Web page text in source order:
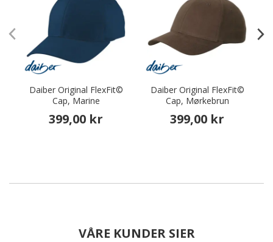
Daiber Original FlexFit©
Cap, Marine
399,00 kr
Daiber Original FlexFit©
Cap, Mørkebrun
399,00 kr
VÅRE KUNDER SIER